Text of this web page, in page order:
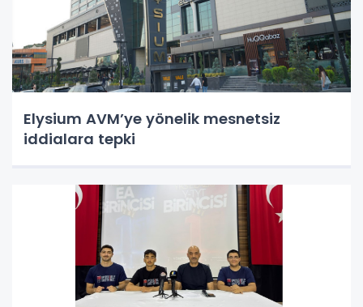
Elysium AVM’ye yönelik mesnetsiz
iddialara tepki